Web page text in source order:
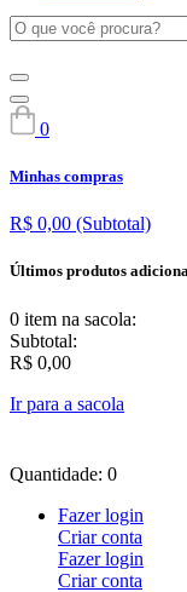
0
Minhas compras
R$ 0,00 (Subtotal)
Últimos produtos
0 item na sacola:
Subtotal:
R$ 0,00
Ir para a sacola
Quantidade: 0
Fazer login
Criar conta
Fazer login
Criar conta